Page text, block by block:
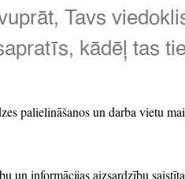
Tavs
kādēļ tas
palielināšanos un darba vietu
un informācijas aizsardzību